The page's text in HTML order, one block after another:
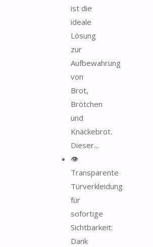
ist die
ideale
Lösung
zur
Aufbewahrung
von
Brot,
Brötchen
und
Knäckebrot.
Dieser...
👁️
Transparente
Türverkleidung
für
sofortige
Sichtbarkeit:
Dank